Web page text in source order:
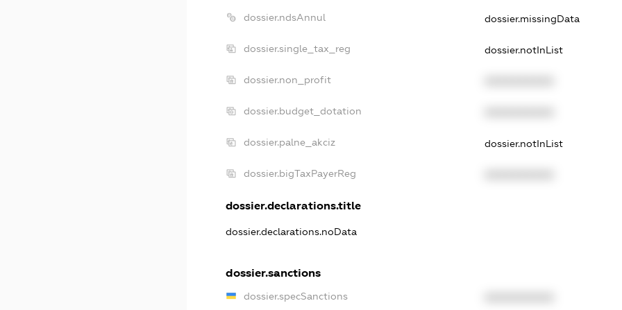
dossier.ndsAnnul dossier.missingData
dossier.single_tax_reg dossier.notInList
dossier.non_profit
dossier.budget_dotation
dossier.palne_akciz dossier.notInList
dossier.bigTaxPayerReg
dossier.declarations.title
dossier.declarations.noData
dossier.sanctions
dossier.specSanctions